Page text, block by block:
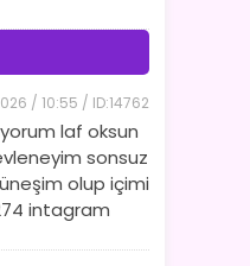
/ 10:55 / ID:14762
laf oksun
sonsuz
olup içimi
intagram